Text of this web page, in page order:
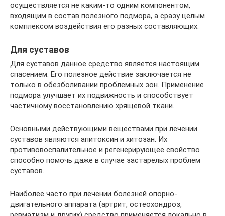
осуществляется не каким-то одним компонентом,
входящим в состав полезного подмора, а сразу целым
комплексом воздействия его разных составляющих.
Для суставов
Для суставов данное средство является настоящим
спасением. Его полезное действие заключается не
только в обезболивании проблемных зон. Применение
подмора улучшает их подвижность и способствует
частичному восстановлению хрящевой ткани.
Основными действующими веществами при лечении
суставов являются апитоксин и хитозан. Их
противовоспалительное и регенерирующее свойство
способно помочь даже в случае застарелых проблем
суставов.
Наиболее часто при лечении болезней опорно-
двигательного аппарата (артрит, остеохондроз,